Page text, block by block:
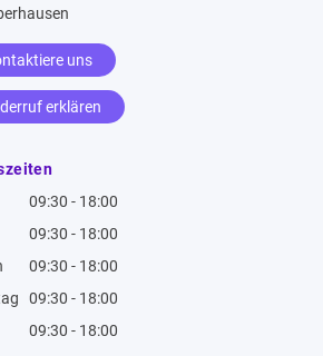
uns
erklären
09:30 - 18:00
09:30 - 18:00
09:30 - 18:00
09:30 - 18:00
09:30 - 18:00